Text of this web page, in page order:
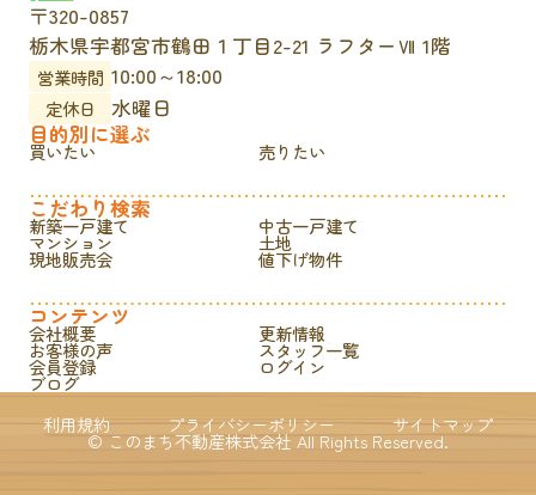
〒320-0857
栃木県宇都宮市鶴田１丁目2-21 ラフターⅦ 1階
営業時間 10:00～18:00
定休日
水曜日
目的別に選ぶ
買いたい 売りたい
こだわり検索
新築一戸建て 中古一戸建て
マンション 土地
現地販売会 値下げ物件
コンテンツ
会社概要 更新情報
お客様の声 スタッフ一覧
会員登録 ログイン
ブログ
利用規約
プライバシーポリシー サイトマップ
© このまち不動産株式会社 All Rights Reserved.